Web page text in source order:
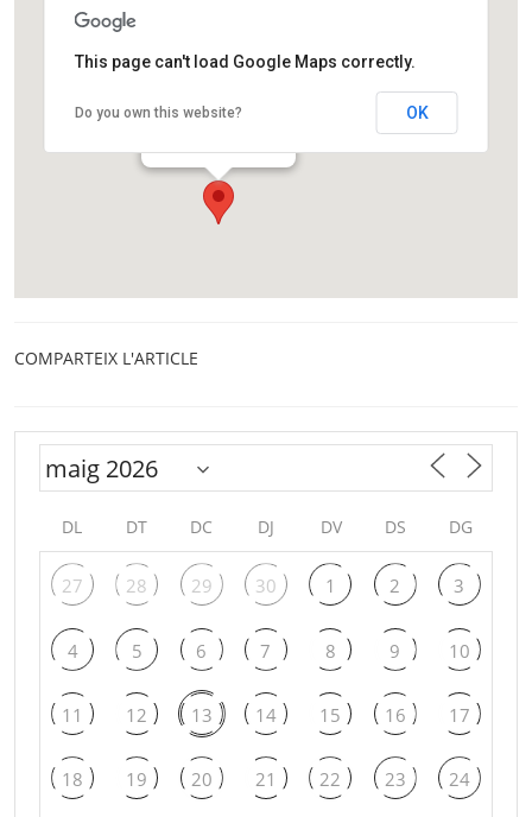
Fundació CRAM
Passeig de la platja 30
This page can't load Google Maps correctly.
Do you own this website? OK
COMPARTEIX L'ARTICLE
DL DT DC DJ DV DS DG
27 28 29 30 1 2 3
4 5 6 7 8 9 10
11 12 13 14 15 16 17
18 19 20 21 22 23 24